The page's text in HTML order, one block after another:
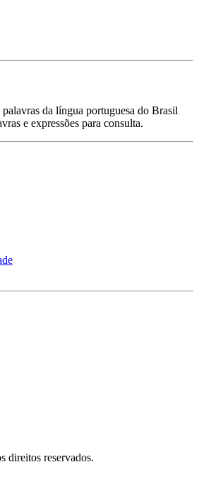
da língua portuguesa do Brasil
e expressões para consulta.
direitos reservados.